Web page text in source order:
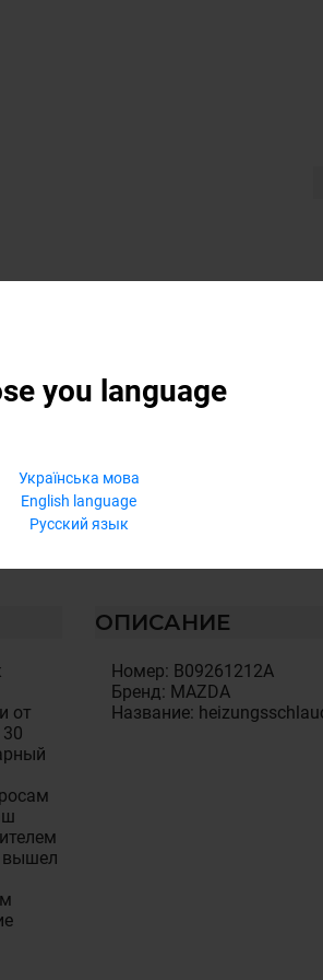
you language
Українська мова
English language
Русский язык
от
вышел
ОПИСАНИЕ
Номер: B09261212A
Бренд: MAZDA
Название: